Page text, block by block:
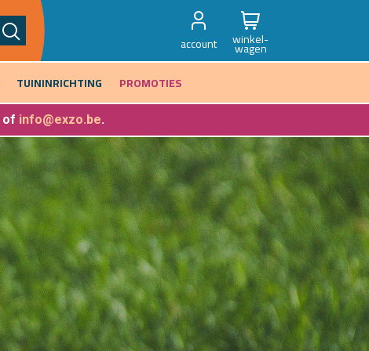
account winkel-
wagen
TUININRICHTING PROMOTIES
of info@exzo.be.